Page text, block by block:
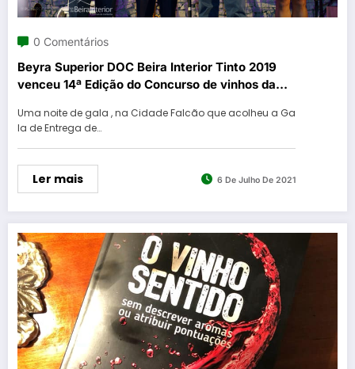
0 Comentários
Beyra Superior DOC Beira Interior Tinto 2019
venceu 14ª Edição do Concurso de vinhos da
Uma noite de gala , na Cidade Falcão que acolheu a Ga
la de Entrega de…
Ler mais 6 De Julho De 2021